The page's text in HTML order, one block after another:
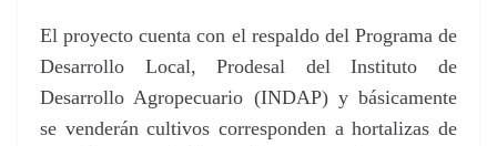
El proyecto cuenta con el respaldo del Programa de
Desarrollo Local, Prodesal del Instituto de
Desarrollo Agropecuario (INDAP) y básicamente
se venderán cultivos corresponden a hortalizas de